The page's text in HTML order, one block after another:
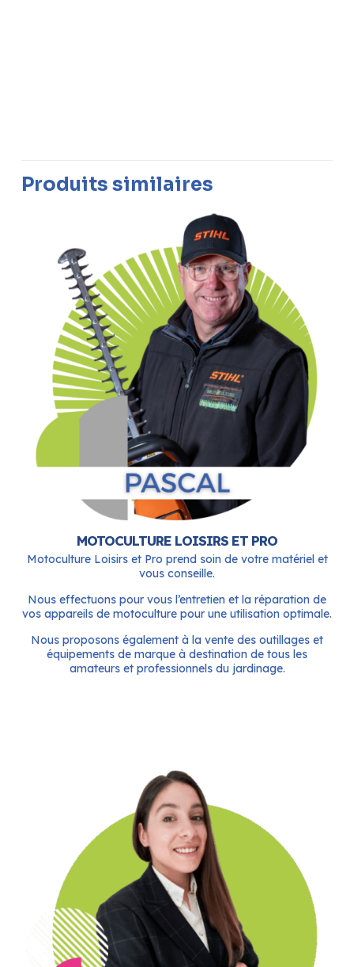
Produits similaires
MOTOCULTURE LOISIRS ET PRO
Motoculture Loisirs et Pro prend soin de votre matériel et
vous conseille.
Nous effectuons pour vous l’entretien et la réparation de
vos appareils de motoculture pour une utilisation optimale.
Nous proposons également à la vente des outillages et
équipements de marque à destination de tous les
amateurs et professionnels du jardinage.